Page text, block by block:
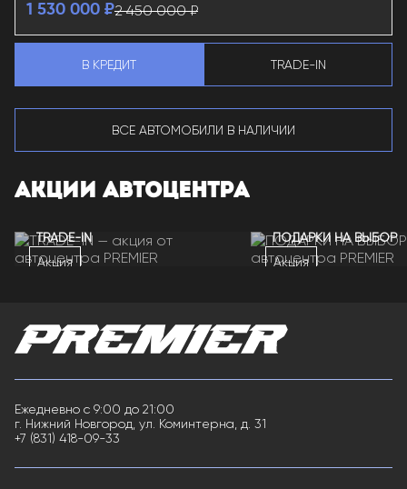
1 530 000 ₽2 450 000 ₽
В КРЕДИТ TRADE-IN
ВСЕ АВТОМОБИЛИ В НАЛИЧИИ
АКЦИИ АВТОЦЕНТРА
Акция
TRADE-IN
Акция
ПОДАРКИ НА ВЫБОР
Ежедневно с 9:00 до 21:00
г. Нижний Новгород, ул. Коминтерна, д. 31
+7 (831) 418-09-33